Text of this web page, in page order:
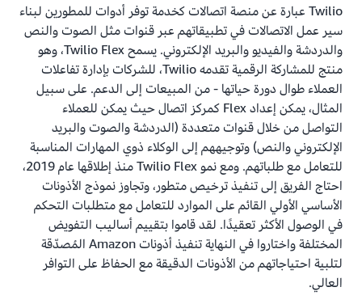
Twilio عبارة عن منصة اتصالات كخدمة توفر أدوات للمطورين لبناء
سير عمل الاتصالات في تطبيقاتهم عبر قنوات مثل الصوت والنص
والدردشة والفيديو والبريد الإلكتروني. يسمح Twilio Flex، وهو
منتج للمشاركة الرقمية تقدمه Twilio، للشركات بإدارة تفاعلات
العملاء طوال دورة حياتها - من المبيعات إلى الدعم. على سبيل
المثال، يمكن إعداد Flex كمركز اتصال حيث يمكن للعملاء
التواصل من خلال قنوات متعددة (الدردشة والصوت والبريد
الإلكتروني والنص) وتوجيههم إلى الوكلاء ذوي المهارات المناسبة
للتعامل مع طلباتهم. ومع نمو Twilio Flex منذ إطلاقها عام 2019،
احتاج الفريق إلى تنفيذ ترخيص متطور، وتجاوز نموذج الأذونات
الأساسي الأولي القائم على الموارد للتعامل مع متطلبات التحكم
في الوصول الأكثر تعقيدًا. لقد قاموا بتقييم أساليب التفويض
المختلفة واختاروا في النهاية تنفيذ أذونات Amazon المُصدّقة
لتلبية احتياجاتهم من الأذونات الدقيقة مع الحفاظ على التوافر
العالي.